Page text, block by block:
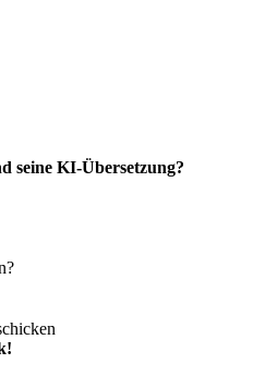
seine KI-Übersetzung?